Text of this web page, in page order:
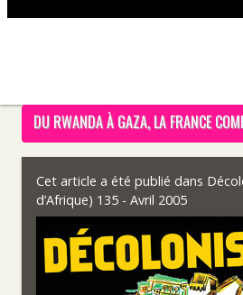
DU RWANDA À GAZA, LA FRANCE
Cet article a été publié dans
d’Afrique) 135 - Avril 2005